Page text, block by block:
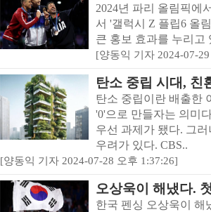
2024년 파리 올림픽에
서 '갤럭시 Z 플립6 올
큰 홍보 효과를 누리고
[양동익 기자 2024-07-
탄소 중립 시대, 친
탄소 중립이란 배출한
'0'으로 만들자는 의미
우선 과제가 됐다. 그
우려가 있다. CBS..
[양동익 기자 2024-07-28 오후 1:37:26]
오상욱이 해냈다.
한국 펜싱 오상욱이 해